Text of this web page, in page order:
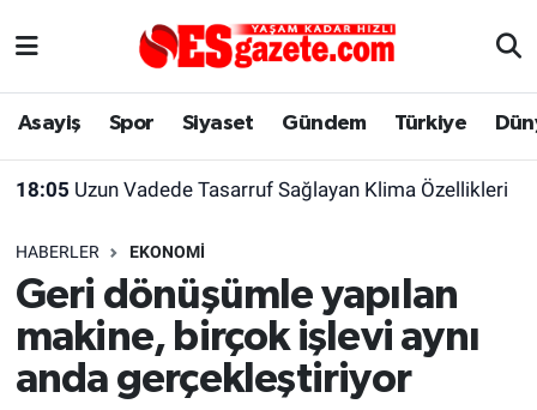
Asayiş Spor Siyaset Gündem Türkiye
18:05 Uzun Vadede Tasarruf Sağlayan Klima Özellikleri
HABERLER EKONOMI
Geri dönüşümle yapılan
makine, birçok işlevi aynı
anda gerçekleştiriyor
Asayiş
Gündem
Türkiye
Dünya
Yaşam
Eskişehirspor Arşivi
Eskişehir Arşivi
Röportaj
Eskişehir Nöbetçi Eczaneler
Süper Lig Puan Durumu ve Fikstür
Tüm Manşetler
Son Dakika Haberleri